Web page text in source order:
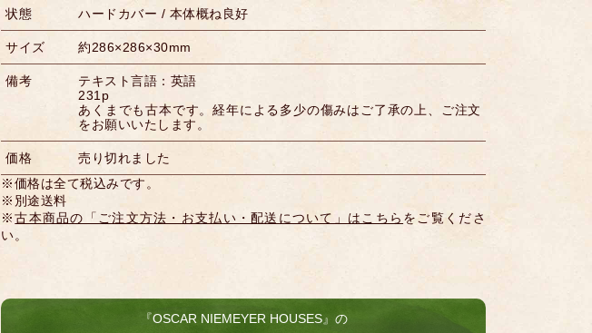
状態 ハードカバー / 本体概ね良好
サイズ 約286×286×30mm
備考
テキスト言語：英語
231p
あくまでも古本です。経年による多少の傷みはご了承の上、ご注文
をお願いいたします。
価格
売り切れました
※価格は全て税込みです。
※別途送料
※古本商品の「ご注文方法・お支払い・配送について」はこちら をご覧くださ
い。
『OSCAR NIEMEYER HOUSES』の